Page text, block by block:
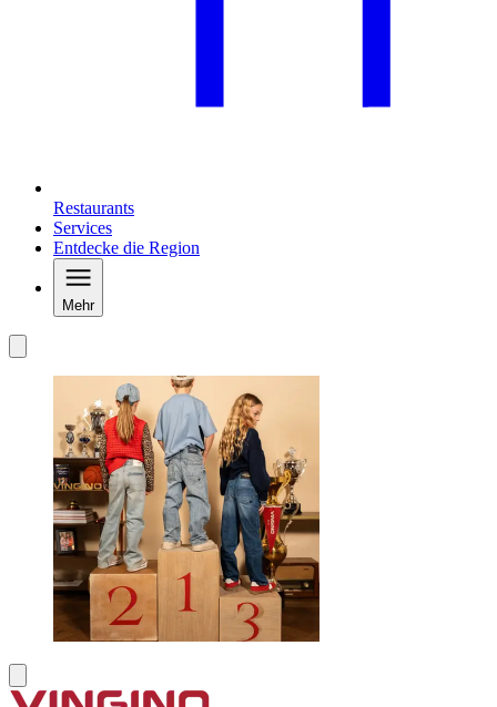
Restaurants
Services
Entdecke die Region
Mehr